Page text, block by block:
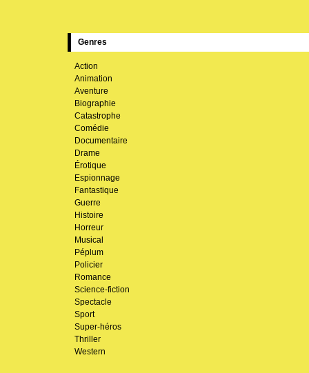
Genres
Action
Animation
Aventure
Biographie
Catastrophe
Comédie
Documentaire
Drame
Érotique
Espionnage
Fantastique
Guerre
Histoire
Horreur
Musical
Péplum
Policier
Romance
Science-fiction
Spectacle
Sport
Super-héros
Thriller
Western